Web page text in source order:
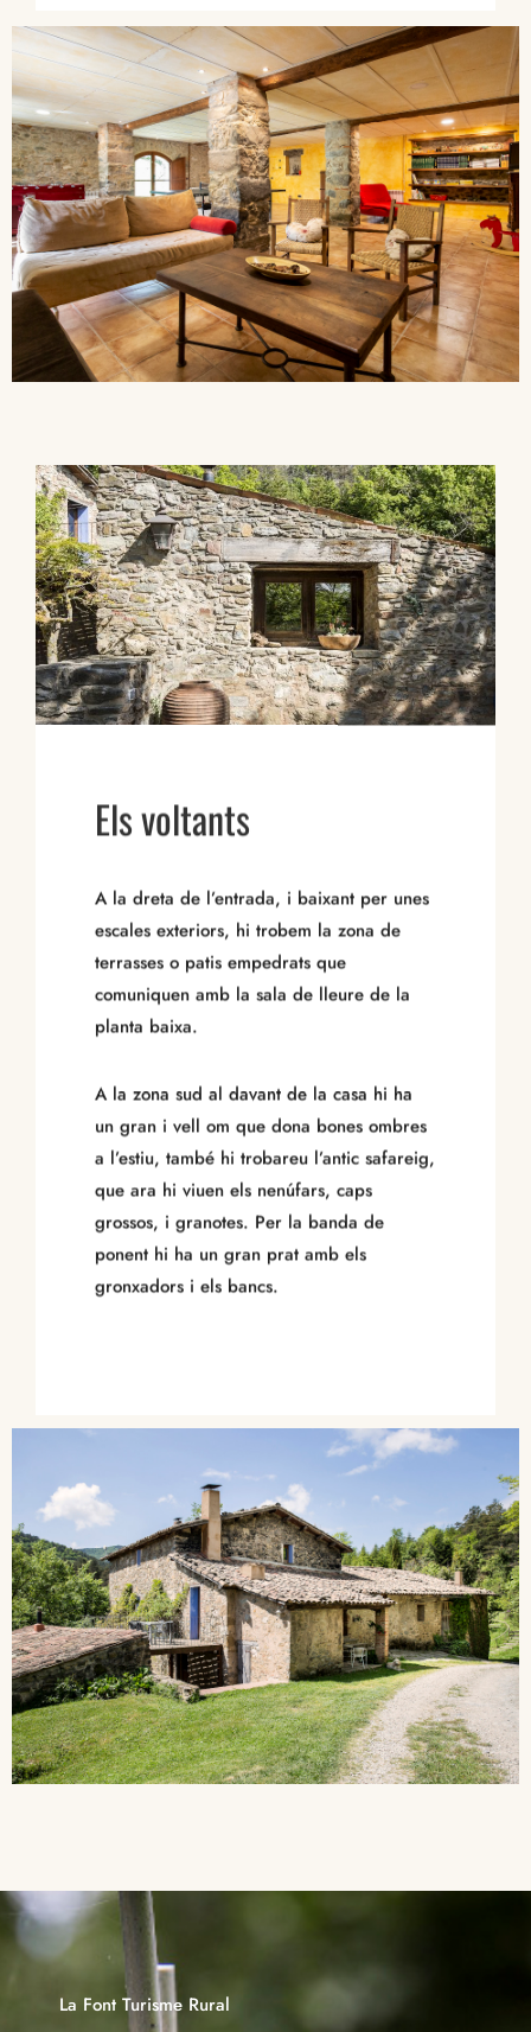
Els voltants
A la dreta de l’entrada, i baixant per unes
escales exteriors, hi trobem la zona de
terrasses o patis empedrats que
comuniquen amb la sala de lleure de la
planta baixa.
A la zona sud al davant de la casa hi ha
un gran i vell om que dona bones ombres
a l’estiu, també hi trobareu l’antic safareig,
que ara hi viuen els nenúfars, caps
grossos, i granotes. Per la banda de
ponent hi ha un gran prat amb els
gronxadors i els bancs.
La Font Turisme Rural